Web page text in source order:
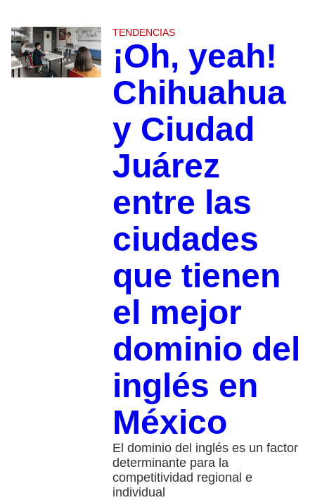
TENDENCIAS
¡Oh, yeah!
Chihuahua
y Ciudad
Juárez
entre las
ciudades
que tienen
el mejor
dominio del
inglés en
México
El dominio del inglés es un factor
determinante para la
competitividad regional e
individual